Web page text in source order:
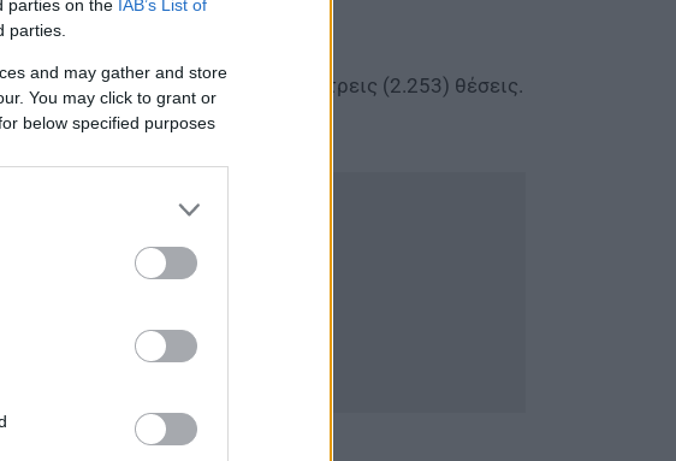
parties on the IAB’s List of
parties.
and may gather and store
You may click to grant or
below specified purposes
δύο χιλιάδες διακόσιες πενήντα τρεις (2.253) θέσεις.